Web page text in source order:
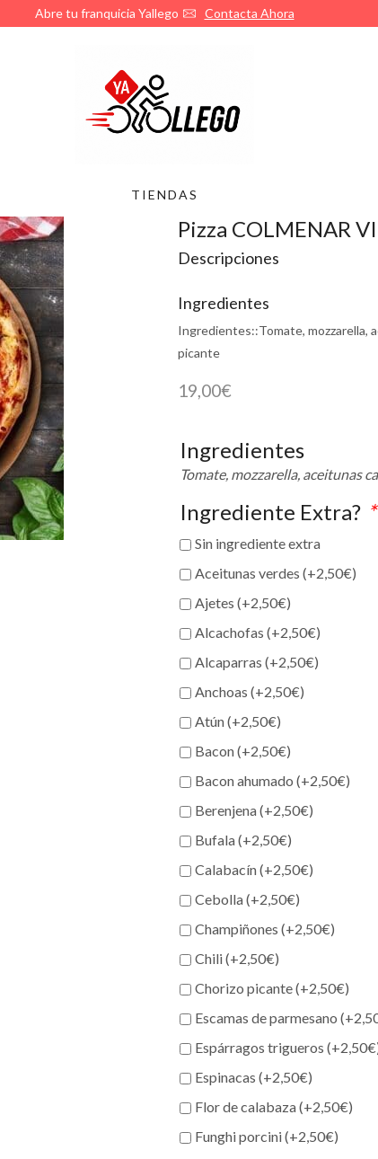
Abre tu franquicia Yallego Contacta Ahora
TIENDAS
Pizza COLMENAR
Descripciones
Ingredientes
Ingredientes::Tomate, mozzarella,
picante
19,00€
Ingredientes
Tomate, mozzarella, aceitunas
Ingrediente Extra? *
Sin ingrediente extra
Aceitunas verdes (+2,50€)
Ajetes (+2,50€)
Alcachofas (+2,50€)
Alcaparras (+2,50€)
Anchoas (+2,50€)
Atún (+2,50€)
Bacon (+2,50€)
Bacon ahumado (+2,50€)
Berenjena (+2,50€)
Bufala (+2,50€)
Calabacín (+2,50€)
Cebolla (+2,50€)
Champiñones (+2,50€)
Chili (+2,50€)
Chorizo picante (+2,50€)
Escamas de parmesano (+
Espárragos trigueros (+2,50€
Espinacas (+2,50€)
Flor de calabaza (+2,50€)
Funghi porcini (+2,50€)